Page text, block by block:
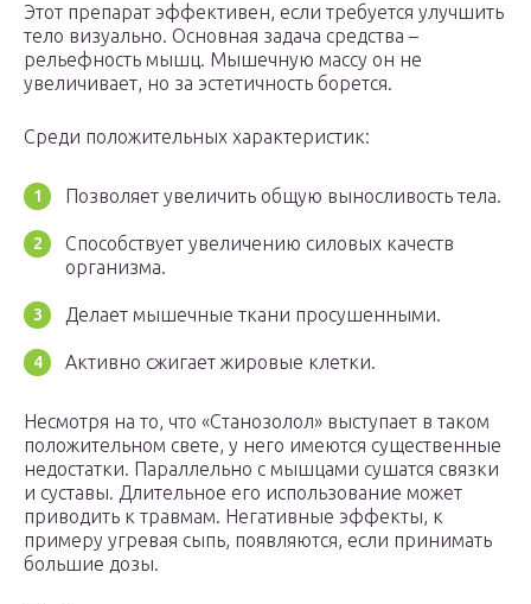
Этот препарат эффективен, если требуется улучшить
тело визуально. Основная задача средства –
рельефность мышц. Мышечную массу он не
увеличивает, но за эстетичность борется.
Среди положительных характеристик:
Позволяет увеличить общую выносливость тела.
Способствует увеличению силовых качеств
организма.
Делает мышечные ткани просушенными.
Активно сжигает жировые клетки.
Несмотря на то, что «Станозолол» выступает в таком
положительном свете, у него имеются существенные
недостатки. Параллельно с мышцами сушатся связки
и суставы. Длительное его использование может
приводить к травмам. Негативные эффекты, к
примеру угревая сыпь, появляются, если принимать
большие дозы.